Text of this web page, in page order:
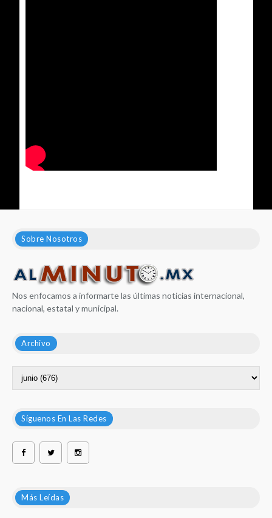
Sobre Nosotros
Nos enfocamos a informarte las últimas noticias internacional,
nacional, estatal y municipal.
Archivo
Síguenos En Las Redes
Más Leídas